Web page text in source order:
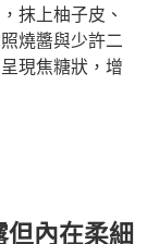
抹上柚子皮、
燒醬與少許二
現焦糖狀，增
內在柔細